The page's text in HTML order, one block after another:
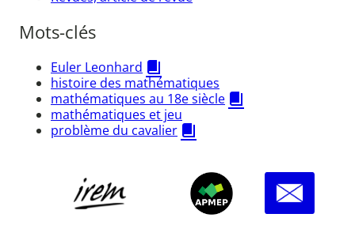
Mots-clés
Euler Leonhard
histoire des mathématiques
mathématiques au 18e siècle
mathématiques et jeu
problème du cavalier